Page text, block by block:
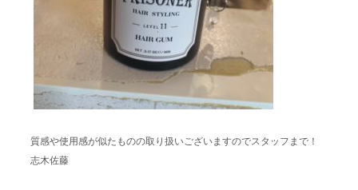
質感や使用感が似たものの取り扱いございますのでスタッフまで！
志木佐藤